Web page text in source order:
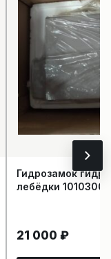
Гидрозамок
лебёдки
21 000 ₽